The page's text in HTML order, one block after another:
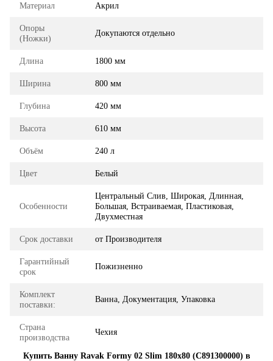
Материал Акрил
Опоры
(Ножки)
Докупаются отдельно
Длина 1800 мм
Ширина 800 мм
Глубина 420 мм
Высота 610 мм
Объём 240 л
Цвет Белый
Особенности
Центральный Слив, Широкая, Длинная,
Большая, Встраиваемая, Пластиковая,
Двухместная
Срок доставки от Производителя
Гарантийный
срок
Пожизненно
Комплект
поставки:
Ванна, Документация, Упаковка
Страна
производства
Чехия
Купить Ванну Ravak Formy 02 Slim 180x80 (C891300000) в